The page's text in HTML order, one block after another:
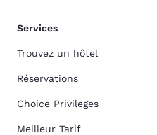
Services
Trouvez un hôtel
Réservations
Choice Privileges
Meilleur Tarif